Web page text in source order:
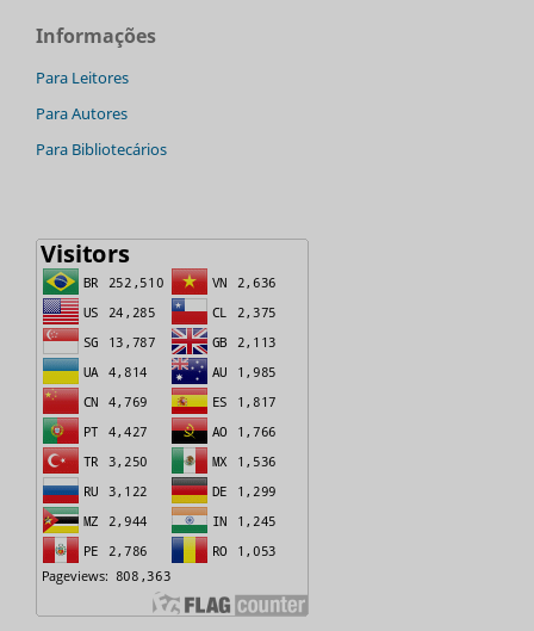
Informações
Para Leitores
Para Autores
Para Bibliotecários